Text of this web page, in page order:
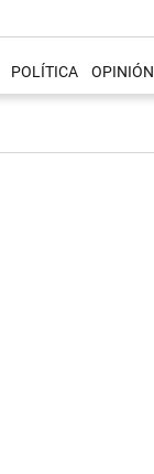
POLÍTICA OPINIÓN